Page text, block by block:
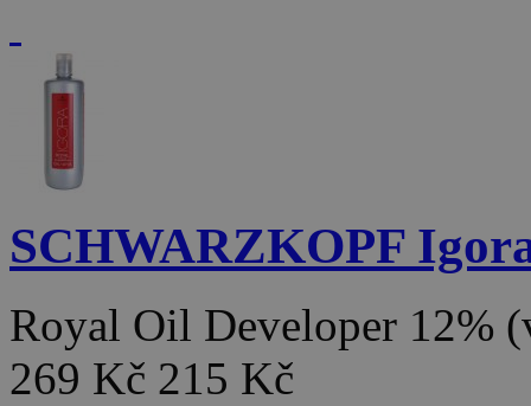
SCHWARZKOPF
Royal Oil Developer 12%
269 Kč 215 Kč